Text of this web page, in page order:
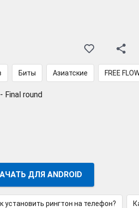
Биты Азиатские FREE
Final round
ДЛЯ ANDROID
установить рингтон на телефон?